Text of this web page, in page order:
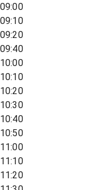
09:00
09:10
09:20
09:40
10:00
10:10
10:20
10:30
10:40
10:50
11:00
11:10
11:20